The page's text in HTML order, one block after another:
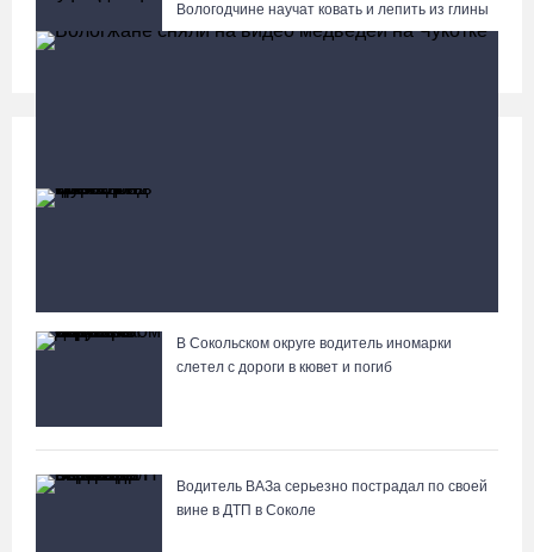
Вологжане сняли на видео медведей на Чукотке
Вологодчине научат ковать и лепить из глины
В Сокольском округе водитель иномарки
слетел с дороги в кювет и погиб
Водитель ВАЗа серьезно пострадал по своей
вине в ДТП в Соколе